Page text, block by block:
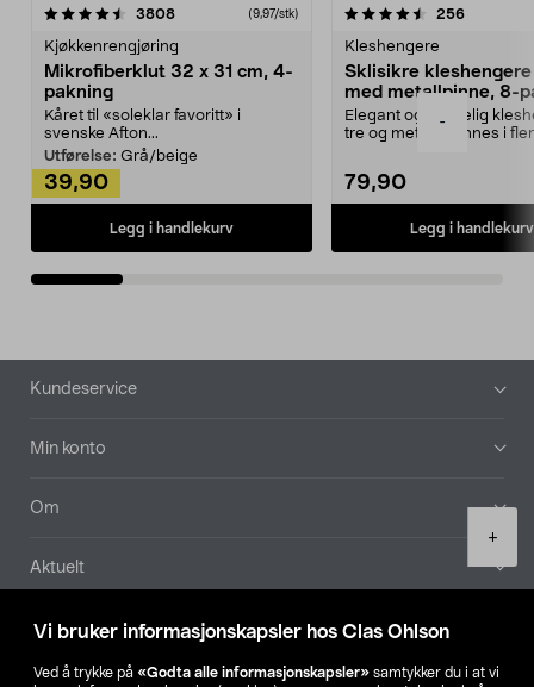
Vi bruker informasjonskapsler hos Clas Ohlson
Ved å trykke på «Godta alle informasjonskapsler» samtykker du i at vi
-
+
3808anmeldelser(9,97/stk)
Kjøkkenrengjøring
Mikrofiberklut 32 x 31 cm, 4-
pakning
Kåret til «soleklar favoritt» i
svenske Afton...
Utførelse: Grå/beige
39,90
Legg i handlekurv
4.5av 5 stjerner 256
Kleshengere
Sklisikre
med metallpinne, 8-
Elegant og skikkelig
tre og metall – finnes i
79,90
Legg i handlekurv
4.5av 5 stjerner
Bunntekst
Kundeservice
Min konto
Om
Aktuelt
Våre selskaper